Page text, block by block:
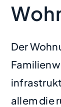
Der
allem die